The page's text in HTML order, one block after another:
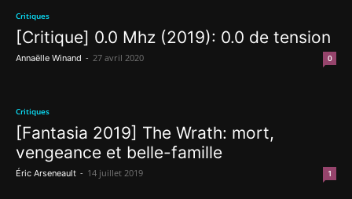
Critiques
[Critique] 0.0 Mhz (2019): 0.0 de tension
Annaëlle Winand - 27 avril 2020 0
Critiques
[Fantasia 2019] The Wrath: mort,
vengeance et belle-famille
Éric Arseneault - 14 juillet 2019 1